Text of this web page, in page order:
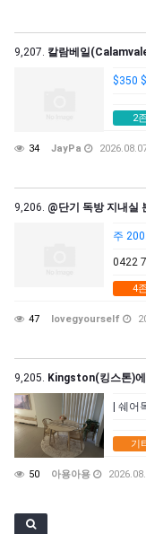
9,207. 칼람베일
$350
2
34 JayPa
9,206. @단기 독방 지내실
주
0422
4
47 lovegyourself
9,205. Kingston(킹스톤)에서
| 쉐어
기
50 아용아용